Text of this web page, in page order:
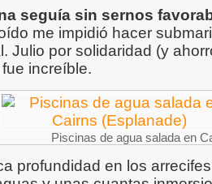
seguía sin sernos
me impidió hacer
Julio por solidaridad (y
increíble.
Piscinas de agua salada en
profundidad en los